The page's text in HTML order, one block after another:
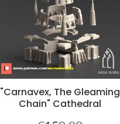
"Carnavex, The Gleaming
Chain" Cathedral